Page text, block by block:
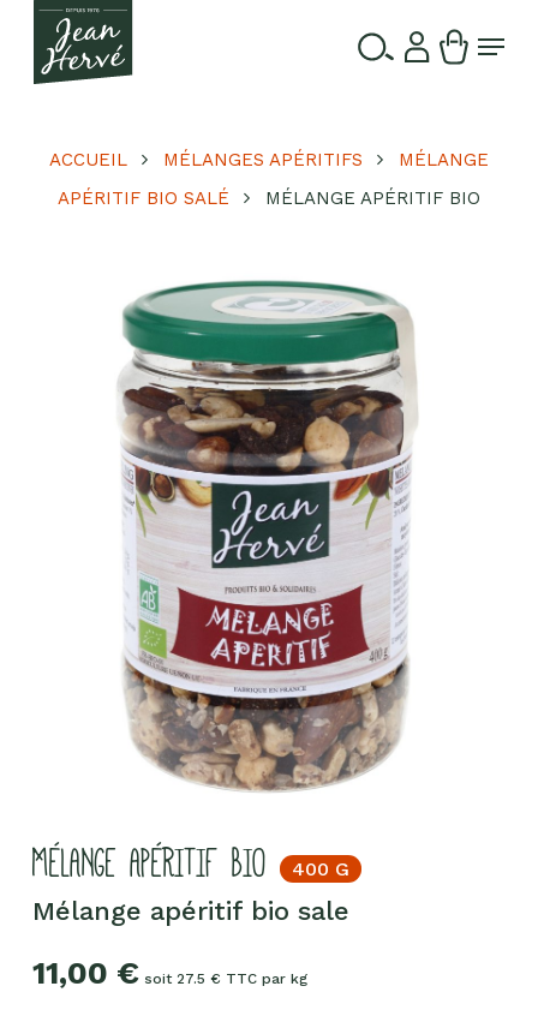
Passer
contenu
Menu
ACCUEIL MÉLANGES APÉRITIFS
MÉLANGE
APÉRITIF BIO SALÉ
MÉLANGE APÉRITIF BIO
MÉLANGE APÉRITIF BIO 400 G
Mélange apéritif bio sale
11,00 €soit 27.5 € TTC par kg